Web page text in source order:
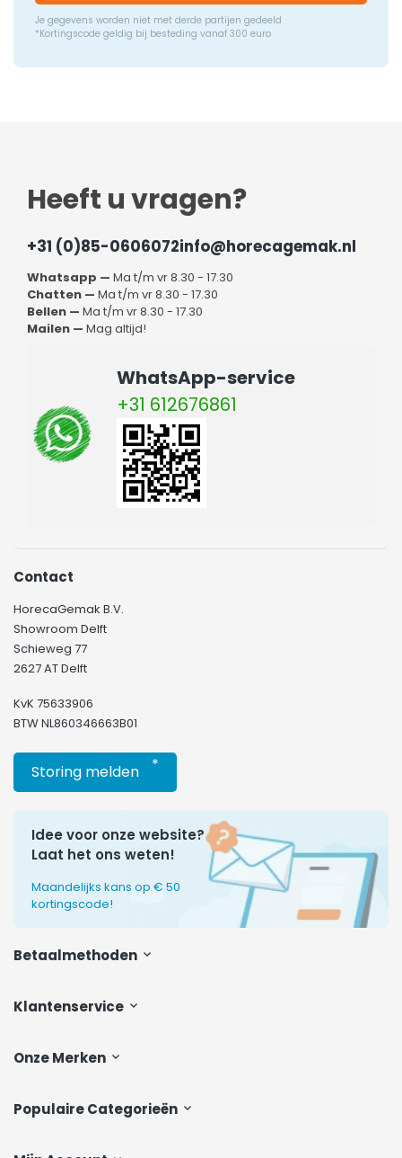
Je gegevens worden niet met derde partijen gedeeld
*Kortingscode geldig bij besteding vanaf 300 euro
Heeft u vragen?
+31 (0)85-0606072info@horecagemak.nl
Whatsapp — Ma t/m vr 8.30 - 17.30
Chatten — Ma t/m vr 8.30 - 17.30
Bellen — Ma t/m vr 8.30 - 17.30
Mailen — Mag altijd!
WhatsApp-service
+31 612676861
Klantenservice
Onze Merken
Populaire Categorieën
Contact
HorecaGemak B.V.
Showroom Delft
Schieweg 77
2627 AT Delft
KvK 75633906
BTW NL860346663B01
Storing melden *
Idee voor onze website?
Laat het ons weten!
Maandelijks kans op € 50
kortingscode!
Betaalmethoden